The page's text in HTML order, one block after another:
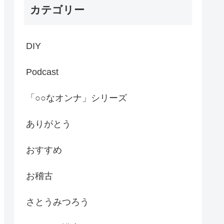
カテゴリー
DIY
Podcast
「○○なオンナ」シリーズ
ありがとう
おすすめ
お稽古
さとうみつろう